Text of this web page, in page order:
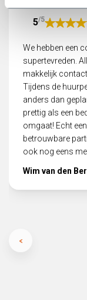
5/5
We hebben een
supertevreden.
makkelijk
Tijdens de
anders dan
prettig als een
omgaat! Echt
betrouwbare
ook nog eens
Wim van den